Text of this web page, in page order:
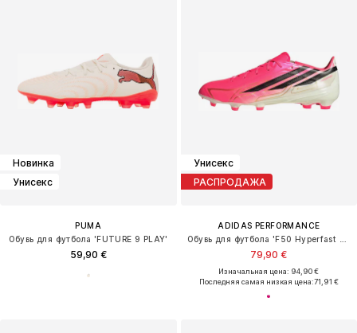
Новинка
Унисекс
PUMA
Обувь для футбола 'FUTURE 9 PLAY'
59,90 €
Унисекс
РАСПРОДАЖА
ADIDAS PERFORMANCE
79,90 €
Изначальная цена: 94,90 €
Последняя самая низкая цена:71,91 €